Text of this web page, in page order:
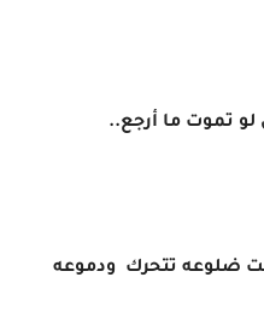
لو تموت ما أرجع..
تتحرك ودموعه